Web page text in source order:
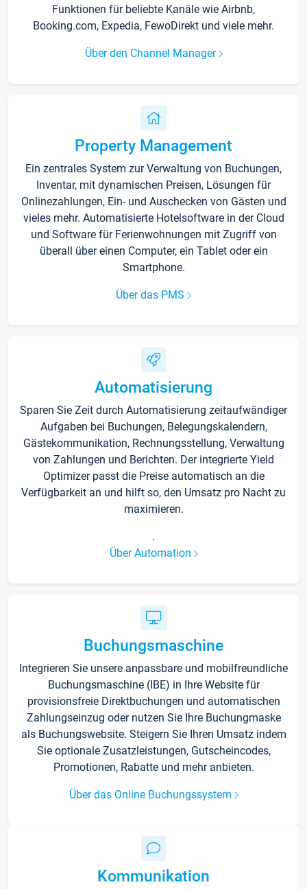
Funktionen für beliebte Kanäle wie Airbnb,
Booking.com, Expedia, FewoDirekt und viele mehr.
Über den Channel Manager
Property Management
Ein zentrales System zur Verwaltung von Buchungen,
Inventar, mit dynamischen Preisen, Lösungen für
Onlinezahlungen, Ein- und Auschecken von Gästen und
vieles mehr. Automatisierte Hotelsoftware in der Cloud
und Software für Ferienwohnungen mit Zugriff von
überall über einen Computer, ein Tablet oder ein
Smartphone.
Über das PMS
Automatisierung
Sparen Sie Zeit durch Automatisierung zeitaufwändiger
Aufgaben bei Buchungen, Belegungskalendern,
Gästekommunikation, Rechnungsstellung, Verwaltung
von Zahlungen und Berichten. Der integrierte Yield
Optimizer passt die Preise automatisch an die
Verfügbarkeit an und hilft so, den Umsatz pro Nacht zu
maximieren.
.
Über Automation
Buchungsmaschine
Integrieren Sie unsere anpassbare und mobilfreundliche
Buchungsmaschine (IBE) in Ihre Website für
provisionsfreie Direktbuchungen und automatischen
Zahlungseinzug oder nutzen Sie Ihre Buchungmaske
als Buchungswebsite. Steigern Sie Ihren Umsatz indem
Sie optionale Zusatzleistungen, Gutscheincodes,
Promotionen, Rabatte und mehr anbieten.
Über das Online Buchungssystem
Kommunikation